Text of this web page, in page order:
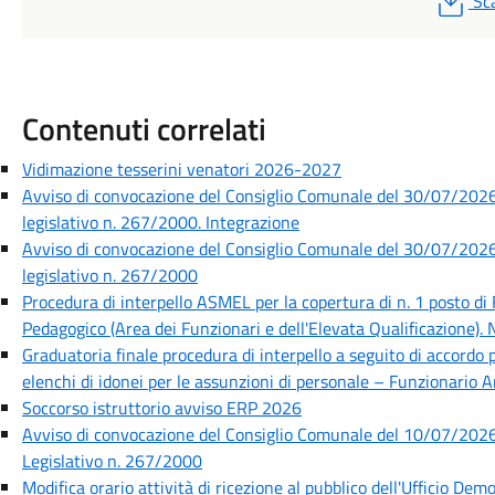
Contenuti correlati
Vidimazione tesserini venatori 2026-2027
Avviso di convocazione del Consiglio Comunale del 30/07/
legislativo n. 267/2000. Integrazione
Avviso di convocazione del Consiglio Comunale del 30/07/
legislativo n. 267/2000
Procedura di interpello ASMEL per la copertura di n. 1 posto
Pedagogico (Area dei Funzionari e dell'Elevata
Graduatoria finale procedura di interpello a seguito di
elenchi di idonei per le assunzioni di personale – Funzionario
Soccorso istruttorio avviso ERP 2026
Avviso di convocazione del Consiglio Comunale del 10/07/
Legislativo n. 267/2000
Modifica orario attività di ricezione al pubblico dell'Ufficio